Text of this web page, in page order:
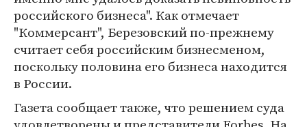
российского бизнеса". Как отмечает
"Коммерсант", Березовский по-прежнему
считает себя российским бизнесменом,
поскольку половина его бизнеса находится
в России.
Газета сообщает также, что решением суда